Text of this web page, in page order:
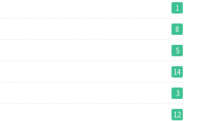
1
8
5
14
3
12